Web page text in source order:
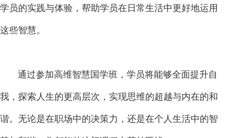
学员的实践与体验，帮助学员在日常生活中更好地运用
这些智慧。
通过参加高维智慧国学班，学员将能够全面提升自
我，探索人生的更高层次，实现思维的超越与内在的和
谐。无论是在职场中的决策力，还是在个人生活中的智